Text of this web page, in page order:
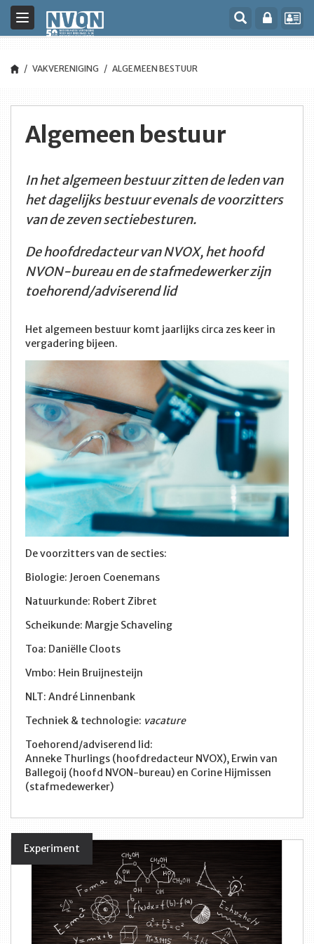
Toggle
navigation
VAKVERENIGING ALGEMEEN BESTUUR
Algemeen bestuur
In het algemeen bestuur zitten de leden van
het dagelijks bestuur evenals de voorzitters
van de zeven sectiebesturen.
De hoofdredacteur van NVOX, het hoofd
NVON-bureau en de stafmedewerker zijn
toehorend/adviserend lid
Het algemeen bestuur komt jaarlijks circa zes keer in
vergadering bijeen.
De voorzitters van de secties:
Biologie: Jeroen Coenemans
Natuurkunde: Robert Zibret
Scheikunde: Margje Schaveling
Toa: Daniëlle Cloots
Vmbo: Hein Bruijnesteijn
NLT: André Linnenbank
Techniek & technologie: vacature
Toehorend/adviserend lid:
Anneke Thurlings (hoofdredacteur NVOX), Erwin van
Ballegoij (hoofd NVON-bureau) en Corine Hijmissen
(stafmedewerker)
Experiment